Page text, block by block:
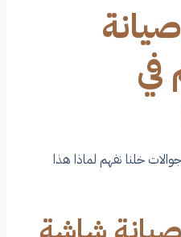
في
خلنا نفهم لماذا هذا